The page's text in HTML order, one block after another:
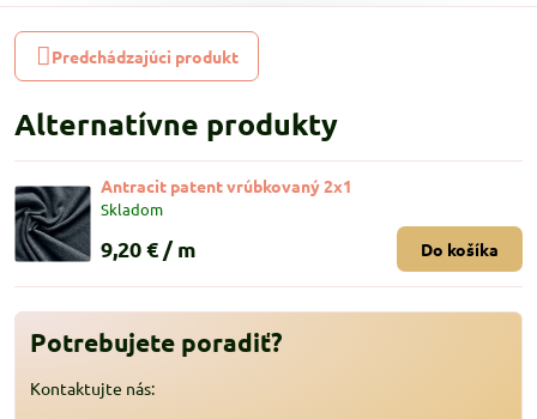
Predchádzajúci produkt
Alternatívne produkty
Antracit patent vrúbkovaný 2x1
Skladom
9,20 € / m Do košíka
Potrebujete poradiť?
Kontaktujte nás: